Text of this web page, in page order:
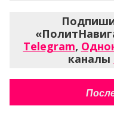
Telegram,
каналы